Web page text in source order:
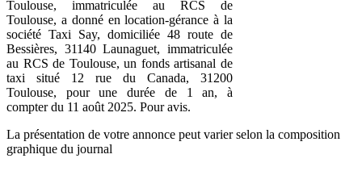
Toulouse, immatriculée au RCS de
Toulouse, a donné en location-gérance à la
société Taxi Say, domiciliée 48 route de
Bessières, 31140 Launaguet, immatriculée
au RCS de Toulouse, un fonds artisanal de
taxi situé 12 rue du Canada, 31200
Toulouse, pour une durée de 1 an, à
compter du 11 août 2025. Pour avis.
La présentation de votre annonce peut varier selon la composition
graphique du journal